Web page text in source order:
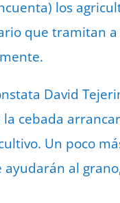
los
que tramitan
David
cebada
Un poco
al